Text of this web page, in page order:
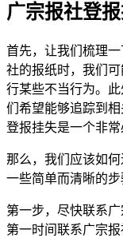
广宗报社登
首先，让我们梳理
社的报纸时，我们
行某些不当行为。
们希望能够追踪到
登报挂失是一个非常
那么，我们应该如
一些简单而清晰的步
第一步，尽快联系
第一时间联系广宗